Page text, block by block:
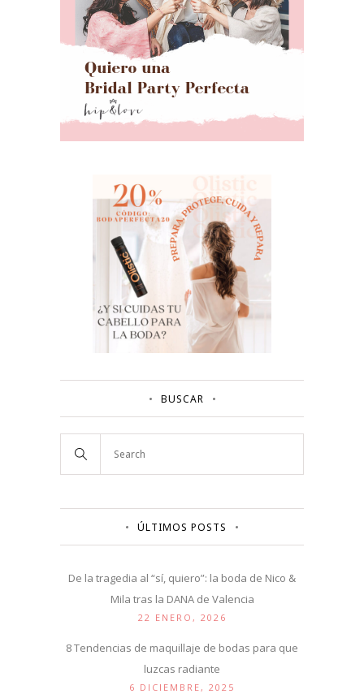
BUSCAR
ÚLTIMOS POSTS
De la tragedia al “sí, quiero”: la boda de Nico &
Mila tras la DANA de Valencia
22 ENERO, 2026
8 Tendencias de maquillaje de bodas para que
luzcas radiante
6 DICIEMBRE, 2025